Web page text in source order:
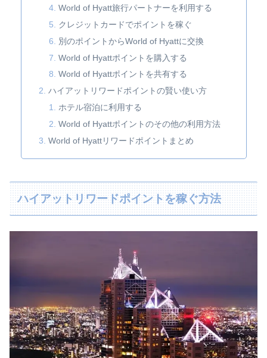
World of Hyatt旅行パートナーを利用する
クレジットカードでポイントを稼ぐ
別のポイントからWorld of Hyattに交換
World of Hyattポイントを購入する
World of Hyattポイントを共有する
ハイアットリワードポイントの賢い使い方
ホテル宿泊に利用する
World of Hyattポイントのその他の利用方法
World of Hyattリワードポイントまとめ
ハイアットリワードポイントを稼ぐ方法